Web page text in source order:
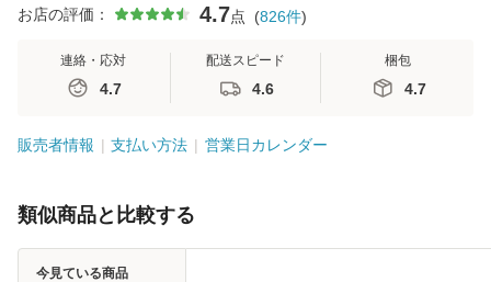
お店の評価： 4.7点 (826件)
連絡・応対
4.7
配送スピード
4.6
梱包
4.7
販売者情報 支払い方法 営業日カレンダー
類似商品と比較する
今見ている商品